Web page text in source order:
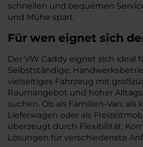
schnellen und bequemen
und Mühe spart.
Für wen eignet sich
Der VW Caddy eignet sich ideal
Selbstständige,
vielseitiges Fahrzeug mit
Raumangebot und hoher
suchen. Ob als Familien-Van, als
Lieferwagen oder als
überzeugt durch Flexibilität,
Lösungen für verschiedenste